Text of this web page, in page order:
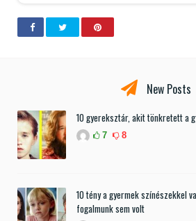
New Posts
10 gyereksztár, akit tönkretett a
7 8
10 tény a gyermek színészekkel
fogalmunk sem volt